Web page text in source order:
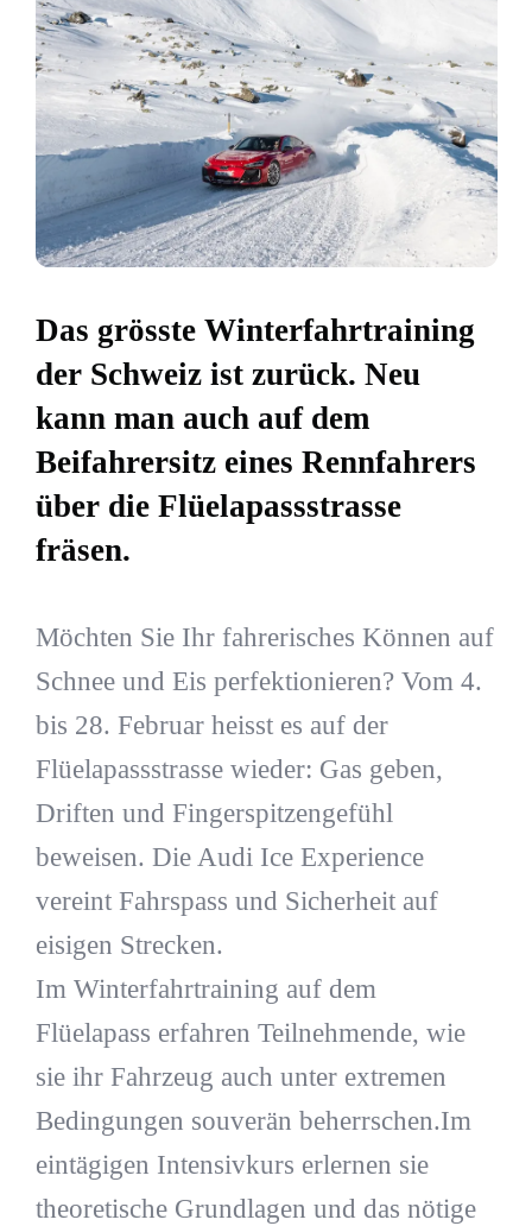
Das grösste Winterfahrtraining
der Schweiz ist zurück. Neu
kann man auch auf dem
Beifahrersitz eines Rennfahrers
über die Flüelapassstrasse
fräsen.
Möchten Sie Ihr fahrerisches Können auf
Schnee und Eis perfektionieren? Vom 4.
bis 28. Februar heisst es auf der
Flüelapassstrasse wieder: Gas geben,
Driften und Fingerspitzengefühl
beweisen. Die Audi Ice Experience
vereint Fahrspass und Sicherheit auf
eisigen Strecken.
Im Winterfahrtraining auf dem
Flüelapass erfahren Teilnehmende, wie
sie ihr Fahrzeug auch unter extremen
Bedingungen souverän beherrschen.Im
eintägigen Intensivkurs erlernen sie
theoretische Grundlagen und das nötige